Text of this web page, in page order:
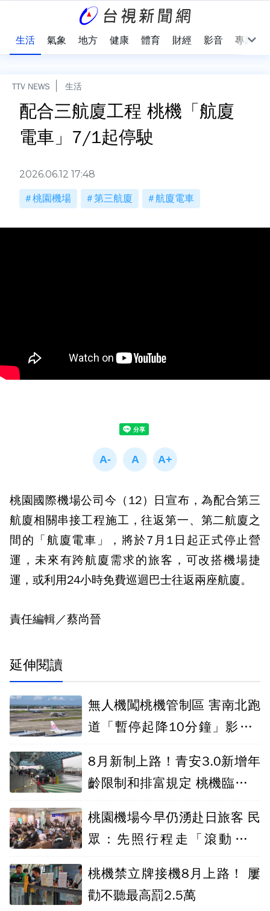
生活 氣象 地方 健康 體育 財經 影音 專題
TTV NEWS 生活
配合三航廈工程 桃機「航廈
電車」7/1起停駛
2026.06.12 17:48
桃園機場 第三航廈 航廈電車
桃園國際機場公司今（12）日宣布，為配合第三
航廈相關串接工程施工，往返第一、第二航廈之
間的「航廈電車」，將於7月1日起正式停止營
運，未來有跨航廈需求的旅客，可改搭機場捷
運，或利用24小時免費巡迴巴士往返兩座航廈。
責任編輯／蔡尚晉
延伸閱讀
無人機闖桃機管制區 害南北跑
道「暫停起降10分鐘」影響9
8月新制上路！青安3.0新增年
齡限制和排富規定 桃機臨停科
桃園機場今早仍湧赴日旅客 民
眾：先照行程走「滾動式調
桃機禁立牌接機8月上路！ 屢
勸不聽最高罰2.5萬